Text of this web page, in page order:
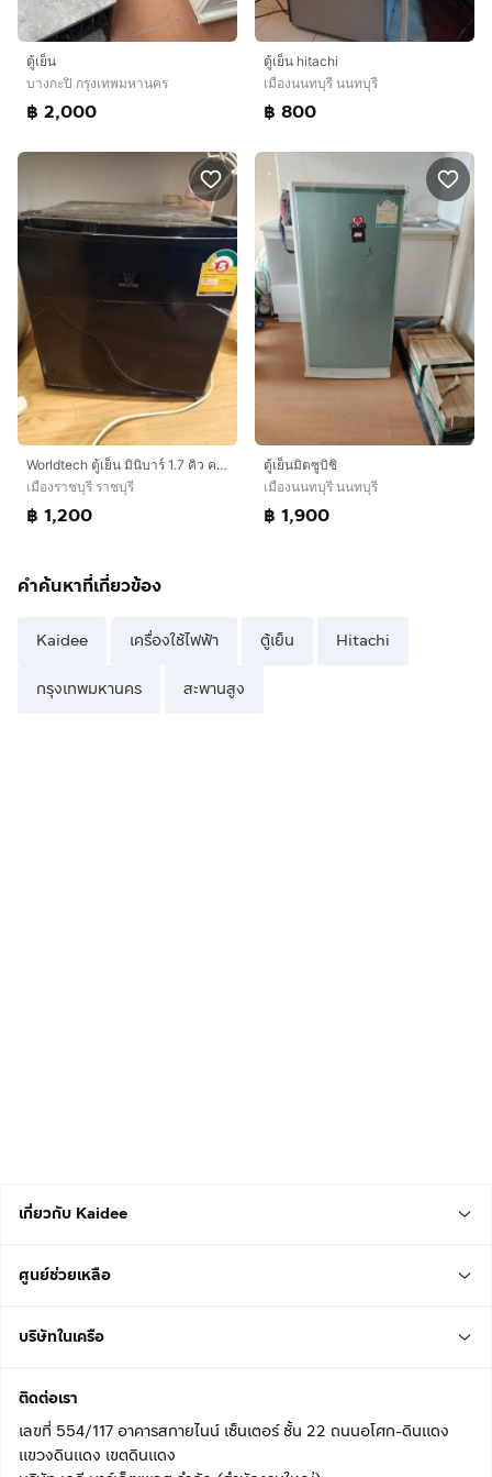
ตู้เย็น
บางกะปิ กรุงเทพมหานคร
฿ 2,000
ตู้เย็น hitachi
เมืองนนทบุรี นนทบุรี
฿ 800
Worldtech ตู้เย็น มินิบาร์ 1.7 คิว ความจุ 46 ลิตร รุ่น WT-MB48
เมืองราชบุรี ราชบุรี
฿ 1,200
ตู้เย็นมิตซูบิชิ
เมืองนนทบุรี นนทบุรี
฿ 1,900
คำค้นหาที่เกี่ยวข้อง
Kaidee เครื่องใช้ไฟฟ้า ตู้เย็น Hitachi
กรุงเทพมหานคร สะพานสูง
เกี่ยวกับ Kaidee
ศูนย์ช่วยเหลือ
บริษัทในเครือ
ติดต่อเรา
เลขที่ 554/117 อาคารสกายไนน์ เซ็นเตอร์ ชั้น 22 ถนนอโศก-ดินแดง
แขวงดินแดง เขตดินแดง